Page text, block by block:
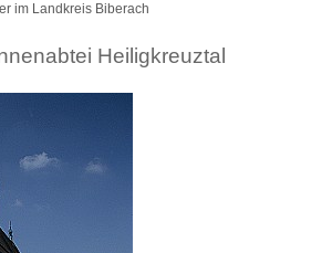
im Landkreis Biberach
Heiligkreuztal